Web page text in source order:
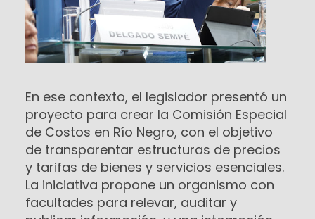
En ese contexto, el legislador presentó un
proyecto para crear la Comisión Especial
de Costos en Río Negro, con el objetivo
de transparentar estructuras de precios
y tarifas de bienes y servicios esenciales.
La iniciativa propone un organismo con
facultades para relevar, auditar y